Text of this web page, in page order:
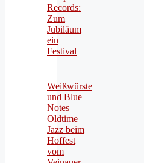
Records:
Zum
Jubiläum
ein
Festival
Weißwürste
und Blue
Notes –
Oldtime
Jazz beim
Hoffest
vom